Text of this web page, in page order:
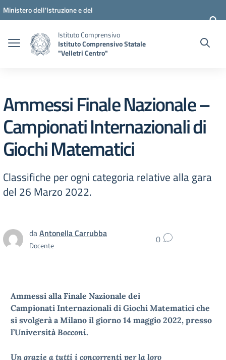
Vai ai contenuti
Vai al menu di navigazione
Vai al footer
Ministero dell'Istruzione e del
Istituto Comprensivo
Istituto Comprensivo Statale
"Velletri Centro"
Ammessi Finale Nazionale –
Campionati Internazionali di
Giochi Matematici
Classifiche per ogni categoria relative alla gara
del 26 Marzo 2022.
daAntonella Carrubba
Docente 0
Ammessi alla Finale Nazionale dei
Campionati Internazionali di Giochi Matematici che
si svolgerà a Milano il giorno 14 maggio 2022, presso
l’UniversitàBocconi.
Un grazie a tutti i concorrenti per la loro